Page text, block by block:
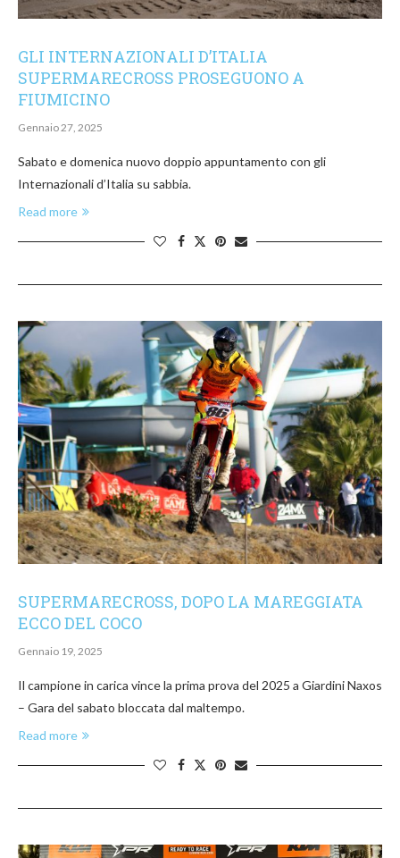
GLI INTERNAZIONALI D’ITALIA
SUPERMARECROSS PROSEGUONO A
FIUMICINO
Gennaio 27, 2025
Sabato e domenica nuovo doppio appuntamento con gli
Internazionali d’Italia su sabbia.
Read more
SUPERMARECROSS, DOPO LA MAREGGIATA
ECCO DEL COCO
Gennaio 19, 2025
Il campione in carica vince la prima prova del 2025 a Giardini Naxos
– Gara del sabato bloccata dal maltempo.
Read more